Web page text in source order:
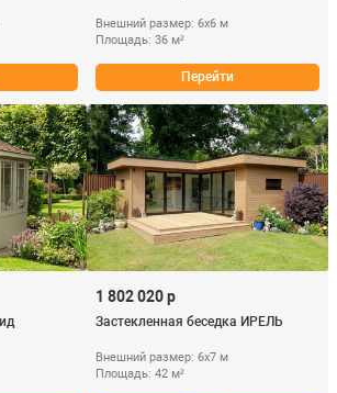
Внешний размер: 6х6 м
Площадь: 36 м²
Перейти
1 802 020 р
Застекленная беседка ИРЕЛЬ
Внешний размер: 6х7 м
Площадь: 42 м²